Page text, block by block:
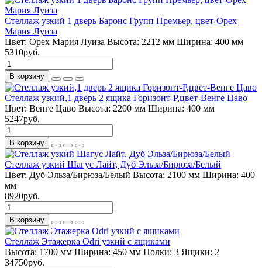
Стеллаж узкий 1 дверь Баронс Групп Премьер, цвет-Орех
Мария Луиза
Цвет: Орех Мария Луиза Высота: 2212 мм Ширина: 400 мм
5310руб.
В корзину
Стеллаж узкий,1 дверь 2 ящика Горизонт-Р,цвет-Венге Цаво
Цвет: Венге Цаво Высота: 2200 мм Ширина: 400 мм
5247руб.
В корзину
Стеллаж узкий Шагус Лайт, Дуб Эльза/Бирюза/Белый
Цвет: Дуб Эльза/Бирюза/Белый Высота: 2100 мм Ширина: 400
мм
8920руб.
В корзину
Стеллаж Этажерка Odri узкий с ящиками
Высота: 1700 мм Ширина: 450 мм Полки: 3 Ящики: 2
34750руб.